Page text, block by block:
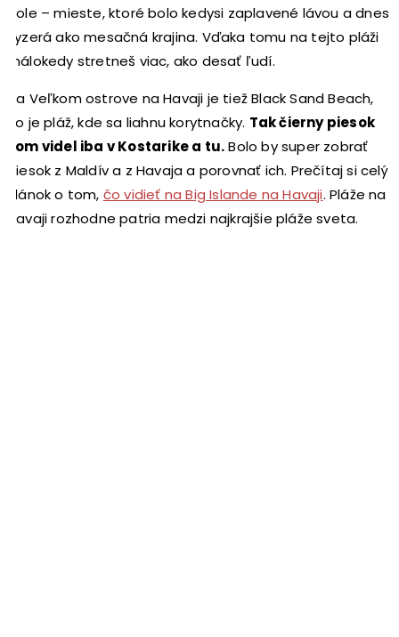
pole – mieste, ktoré bolo kedysi zaplavené lávou a dnes
vyzerá ako mesačná krajina. Vďaka tomu na tejto pláži
málokedy stretneš viac, ako desať ľudí.
Na Veľkom ostrove na Havaji je tiež Black Sand Beach,
čo je pláž, kde sa liahnu korytnačky. Tak čierny piesok
som videl iba v Kostarike a tu.Bolo by super zobrať
piesok z Maldív a z Havaja a porovnať ich. Prečítaj si celý
článok o tom, čo vidieť na Big Islande na Havaji. Pláže na
Havaji rozhodne patria medzi najkrajšie pláže sveta.